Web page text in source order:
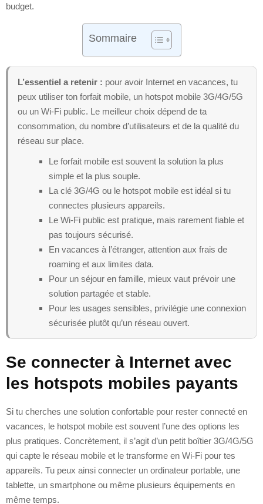
budget.
Sommaire
L’essentiel a retenir : pour avoir Internet en vacances, tu
peux utiliser ton forfait mobile, un hotspot mobile 3G/4G/5G
ou un Wi‑Fi public. Le meilleur choix dépend de ta
consommation, du nombre d’utilisateurs et de la qualité du
réseau sur place.
Le forfait mobile est souvent la solution la plus
simple et la plus souple.
La clé 3G/4G ou le hotspot mobile est idéal si tu
connectes plusieurs appareils.
Le Wi‑Fi public est pratique, mais rarement fiable et
pas toujours sécurisé.
En vacances à l’étranger, attention aux frais de
roaming et aux limites data.
Pour un séjour en famille, mieux vaut prévoir une
solution partagée et stable.
Pour les usages sensibles, privilégie une connexion
sécurisée plutôt qu’un réseau ouvert.
Se connecter à Internet avec
les hotspots mobiles payants
Si tu cherches une solution confortable pour rester connecté en
vacances, le hotspot mobile est souvent l’une des options les
plus pratiques. Concrètement, il s’agit d’un petit boîtier 3G/4G/5G
qui capte le réseau mobile et le transforme en Wi‑Fi pour tes
appareils. Tu peux ainsi connecter un ordinateur portable, une
tablette, un smartphone ou même plusieurs équipements en
même temps.